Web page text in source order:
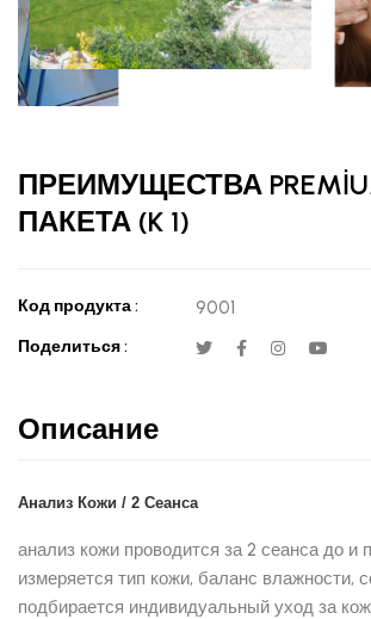
ПРЕИМУЩЕСТВА
ПАКЕТА (K 1)
Код продукта : 9001
Поделиться :
Описание
Анализ Кожи / 2 Сеанса
анализ кожи проводится за 2 сеанса до и
измеряется тип кожи, баланс влажности,
подбирается индивидуальный уход за